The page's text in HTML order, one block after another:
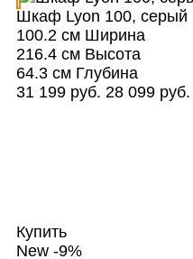
Шкаф Lyon 100, серый
100.2 смШирина
216.4 смВысота
64.3 смГлубина
31 199 руб. 28 099 руб.
Купить
New -9%